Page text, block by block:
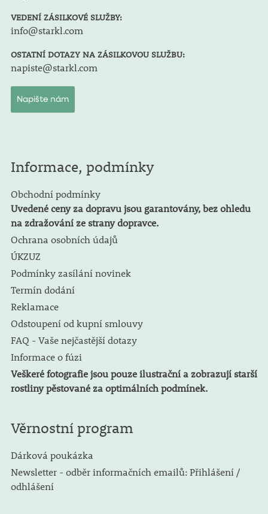
VEDENÍ ZÁSILKOVÉ SLUŽBY:
info@starkl.com
OSTATNÍ DOTAZY NA ZÁSILKOVOU SLUŽBU:
napiste@starkl.com
Napište nám
Informace, podmínky
Obchodní podmínky
Uvedené ceny za dopravu jsou garantovány, bez ohledu
na zdražování ze strany dopravce.
Ochrana osobních údajů
ÚKZUZ
Podmínky zasílání novinek
Termín dodání
Reklamace
Odstoupení od kupní smlouvy
FAQ - Vaše nejčastější dotazy
Informace o fúzi
Veškeré fotografie jsou pouze ilustrační a zobrazují starší
rostliny pěstované za optimálních podmínek.
Věrnostní program
Dárková poukázka
Newsletter - odběr informačních emailů: Přihlášení /
odhlášení